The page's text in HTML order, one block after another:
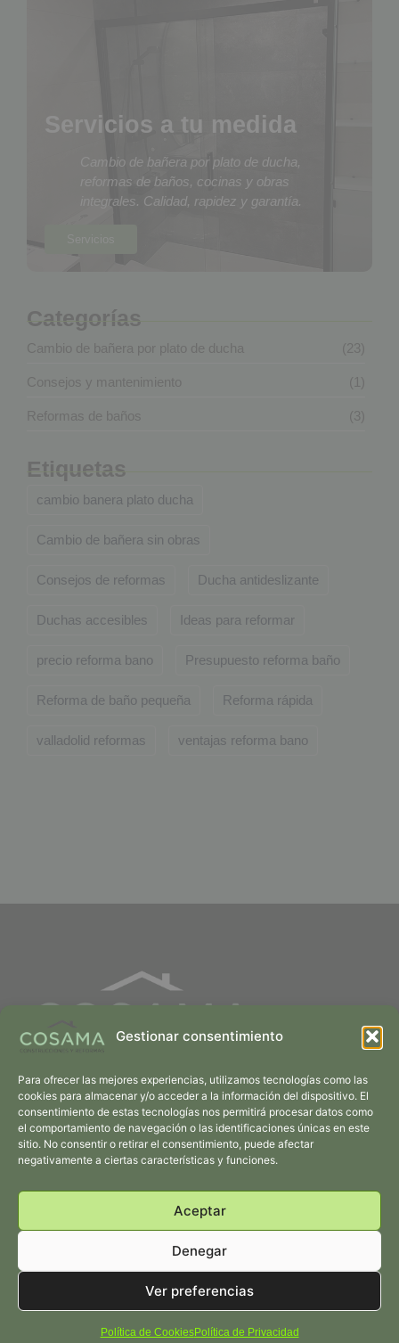
Gestionar consentimiento
Para ofrecer las mejores experiencias, utilizamos tecnologías como las
cookies para almacenar y/o acceder a la información del dispositivo. El
consentimiento de estas tecnologías nos permitirá procesar datos como
el comportamiento de navegación o las identificaciones únicas en este
sitio. No consentir o retirar el consentimiento, puede afectar
negativamente a ciertas características y funciones.
Aceptar
Denegar
Ver preferencias
Política de CookiesPolítica de Privacidad
Servicios a tu medida
Cambio de bañera por plato de ducha,
reformas de baños, cocinas y obras
integrales. Calidad, rapidez y garantía.
Categorías
Cambio de bañera por plato de ducha (23)
Consejos y mantenimiento (1)
Reformas de baños (3)
Etiquetas
cambio banera plato ducha
Cambio de bañera sin obras
Consejos de reformas Ducha antideslizante
Duchas accesibles Ideas para reformar
precio reforma bano Presupuesto reforma baño
Reforma de baño pequeña Reforma rápida
valladolid reformas ventajas reforma bano
Únicos
Actualidad
Política de
Cookies
Política de
+34 652 94 32 54
Siempre a tu disposición
ByC Digital.com